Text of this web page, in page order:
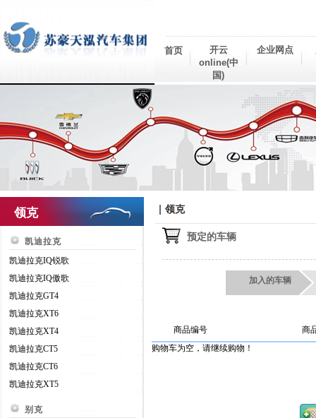
首页
开云
online(中
国)
企业网点
领克
凯迪拉克
凯迪拉克IQ锐歌
凯迪拉克IQ傲歌
凯迪拉克GT4
凯迪拉克XT6
凯迪拉克XT4
凯迪拉克CT5
凯迪拉克CT6
凯迪拉克XT5
别克
领克
预定的车辆
加入的车辆
商品编号
商
购物车为空，请继续购物！